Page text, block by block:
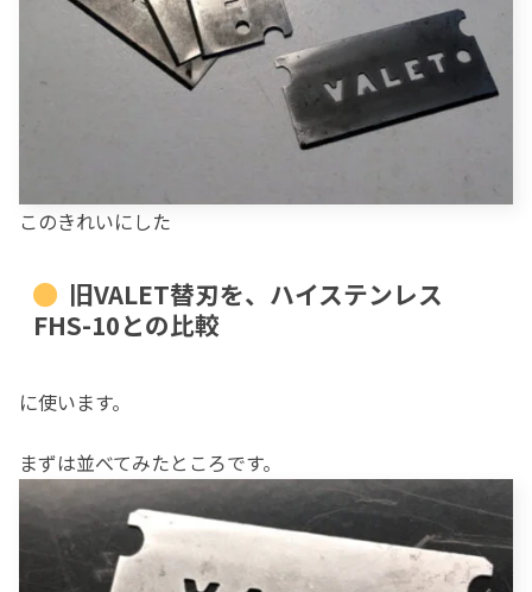
このきれいにした
旧VALET替刃を、ハイステンレス
FHS-10との比較
に使います。
まずは並べてみたところです。